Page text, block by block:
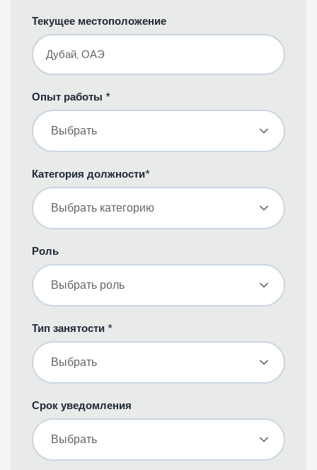
Текущее местоположение
Опыт работы *
Выбрать
Категория должности*
Выбрать категорию
Роль
Выбрать роль
Тип занятости *
Выбрать
Срок уведомления
Выбрать